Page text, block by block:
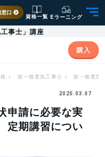
窓口
資格一覧 Eラーニング
事士」講座
購入
> 第一種電気工事士 > 第一種電気
2025.03.07
申請に必要な実
定期講習につい